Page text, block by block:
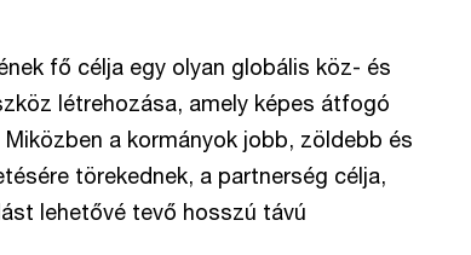
fő célja egy olyan globális köz- és
létrehozása, amely képes átfogó
a kormányok jobb, zöldebb és
törekednek, a partnerség célja,
lehetővé tevő hosszú távú